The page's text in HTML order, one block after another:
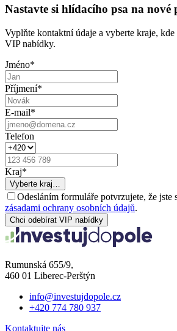
Nastavte si hlídacího psa na nové
Vyplňte kontaktní údaje a vyberte kraje, kde
VIP nabídky.
Jméno*
Příjmení*
E-mail*
Telefon
Kraj*
Vyberte kraj…
Odesláním formuláře potvrzujete, že jste
zásadami ochrany osobních údajů.
Chci odebírat VIP nabídky
Rumunská 655/9,
460 01 Liberec-Perštýn
info@investujdopole.cz
+420 774 780 937
Kontaktujte nás